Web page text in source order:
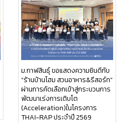
ม.กาฬสินธุ์ ขอแสดงความยินดีกับ
“ร้านบ้านโฮม สวนอาหาร&รีสอร์ท”
ผ่านการคัดเลือกเข้าสู่กระบวนการ
พัฒนาเร่งการเติบโต
(Acceleration)ในโครงการ
THAI-RAP ประจำปี 2569